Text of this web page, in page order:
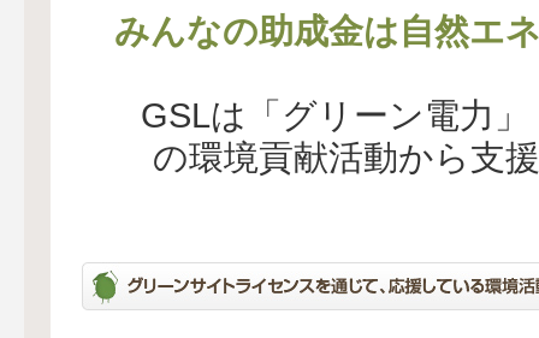
みんなの助成金は自然エ
GSLは「グリーン電力
の環境貢献活動から支